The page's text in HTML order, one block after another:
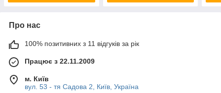
Про нас
100% позитивних з 11 відгуків за рік
Працює з 22.11.2009
м. Київ
вул. 53 - тя Садова 2, Київ, Україна